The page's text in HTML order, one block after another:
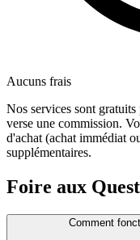
Aucuns frais
Nos services sont
verse une commission.
d'achat (achat immédiat
supplémentaires.
Foire aux
Comment